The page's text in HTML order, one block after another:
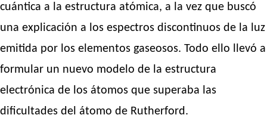
cuántica a la estructura atómica, a la vez que buscó
una explicación a los espectros discontinuos de la luz
emitida por los elementos gaseosos. Todo ello llevó a
formular un nuevo modelo de la estructura
electrónica de los átomos que superaba las
dificultades del átomo de Rutherford.